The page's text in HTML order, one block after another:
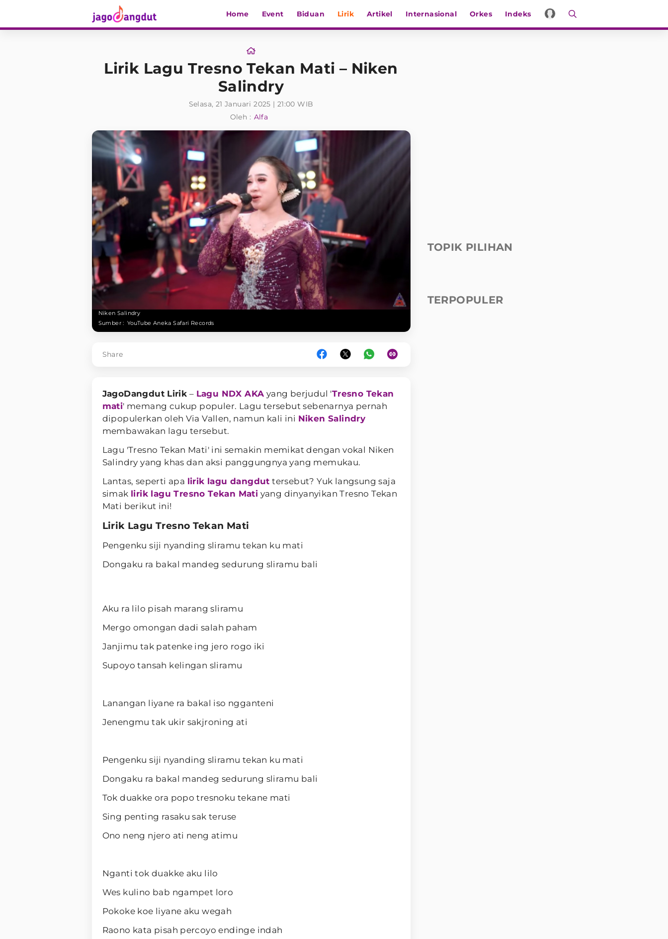
Home Event Biduan Lirik Artikel Internasional Orkes Indeks
Lirik Lagu Tresno Tekan Mati – Niken
Salindry
Selasa, 21 Januari 2025 | 21:00 WIB
Oleh : Alfa
Niken Salindry
Sumber : YouTube Aneka Safari Records
Share
JagoDangdut Lirik – Lagu NDX AKA yang berjudul 'Tresno Tekan
mati' memang cukup populer. Lagu tersebut sebenarnya pernah
dipopulerkan oleh Via Vallen, namun kali ini Niken Salindry
membawakan lagu tersebut.
Lagu 'Tresno Tekan Mati' ini semakin memikat dengan vokal Niken
Salindry yang khas dan aksi panggungnya yang memukau.
Lantas, seperti apa lirik lagu dangdut tersebut? Yuk langsung saja
simak lirik lagu Tresno Tekan Mati yang dinyanyikan Tresno Tekan
Mati berikut ini!
Lirik Lagu Tresno Tekan Mati
Pengenku siji nyanding sliramu tekan ku mati
Dongaku ra bakal mandeg sedurung sliramu bali
Aku ra lilo pisah marang sliramu
Mergo omongan dadi salah paham
Janjimu tak patenke ing jero rogo iki
Supoyo tansah kelingan sliramu
Lanangan liyane ra bakal iso ngganteni
Jenengmu tak ukir sakjroning ati
Pengenku siji nyanding sliramu tekan ku mati
Dongaku ra bakal mandeg sedurung sliramu bali
Tok duakke ora popo tresnoku tekane mati
Sing penting rasaku sak teruse
Ono neng njero ati neng atimu
Nganti tok duakke aku lilo
Wes kulino bab ngampet loro
Pokoke koe liyane aku wegah
Raono kata pisah percoyo endinge indah
TOPIK PILIHAN
TERPOPULER